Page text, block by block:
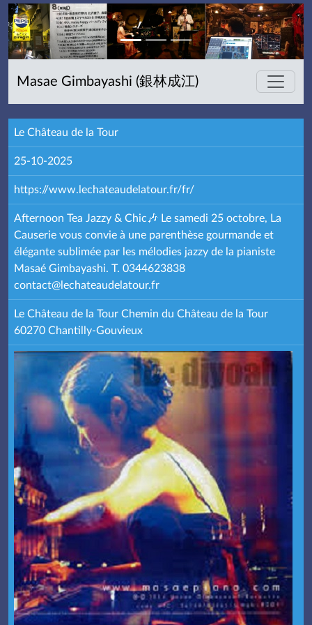
Masae Gimbayashi (銀林成江)
Le Château de la Tour
25-10-2025
https://www.lechateaudelatour.fr/fr/
Afternoon Tea Jazzy & Chic🎶 Le samedi 25 octobre, La
Causerie vous convie à une parenthèse gourmande et
élégante sublimée par les mélodies jazzy de la pianiste
Masaé Gimbayashi. T. 0344623838
contact@lechateaudelatour.fr
Le Château de la Tour Chemin du Château de la Tour
60270 Chantilly-Gouvieux